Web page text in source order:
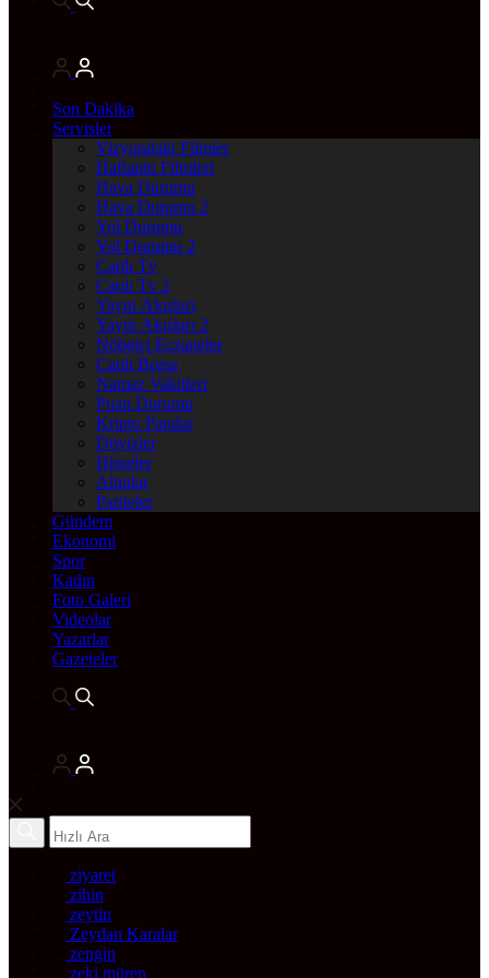
Son Dakika
Servisler
Vizyondaki Filmler
Haftanin Filmleri
Hava Durumu
Hava Durumu 2
Yol Durumu
Yol Durumu 2
Canlı Tv
Canlı Tv 2
Yayın Akışları
Yayın Akışları 2
Nöbetçi Eczaneler
Canlı Borsa
Namaz Vakitleri
Puan Durumu
Kripto Paralar
Dövizler
Hisseler
Altınlar
Pariteler
Gündem
Ekonomi
Spor
Kadın
Foto Galeri
Videolar
Yazarlar
Gazeteler
ziyaret
zihin
zeytin
Zeydan Karalar
zengin
zeki müren